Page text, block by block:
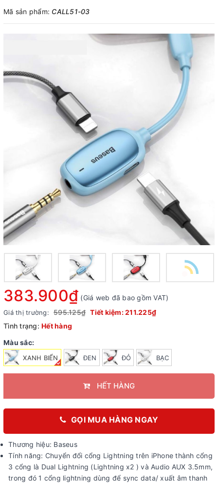
Mã sản phẩm: CALL51-03
383.900₫ (Giá web đã bao gồm VAT)
Giá thị trường: 595.125₫ Tiết kiệm:211.225₫
Tình trạng: Hết hàng
Màu sắc:
XANH BIỂN ĐEN ĐỎ BẠC
HẾT HÀNG
GỌI MUA HÀNG NGAY
Thương hiệu: Baseus
Tính năng: Chuyển đổi cổng Lightning trên iPhone thành cổng
3 cổng là Dual Lightning (Lightning x2 ) và Audio AUX 3.5mm,
trong đó 1 cổng lightning dùng để sync data/ xuất âm thanh